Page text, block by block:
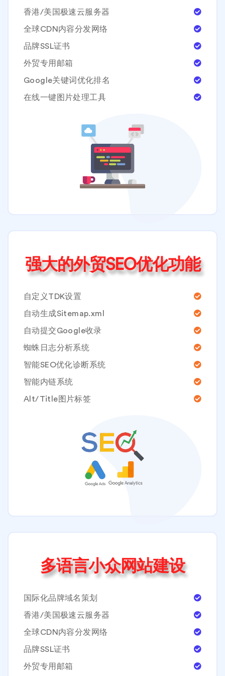
香港/美国极速云服务器
全球CDN内容分发网络
品牌SSL证书
外贸专用邮箱
Google关键词优化排名
在线一键图片处理工具
强大的外贸SEO优化功能
自定义TDK设置
自动生成Sitemap.xml
自动提交Google收录
蜘蛛日志分析系统
智能SEO优化诊断系统
智能内链系统
Alt/Title图片标签
多语言小众网站建设
国际化品牌域名策划
香港/美国极速云服务器
全球CDN内容分发网络
品牌SSL证书
外贸专用邮箱